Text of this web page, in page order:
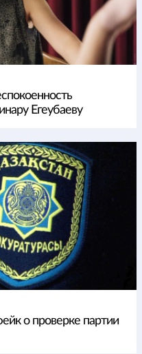
Егеубаеву
о проверке партии